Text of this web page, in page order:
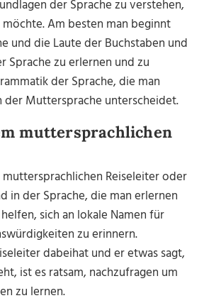
der Sprache zu verstehen,
Am besten man beginnt
und die Laute der Buchstaben und
Sprache zu erlernen und zu
der Sprache, die man
Muttersprache unterscheidet.
muttersprachlichen
Reiseleiter oder
in der Sprache, die man erlernen
sich an lokale Namen für
zu erinnern.
dabeihat und er etwas sagt,
ist es ratsam, nachzufragen um
zu lernen.